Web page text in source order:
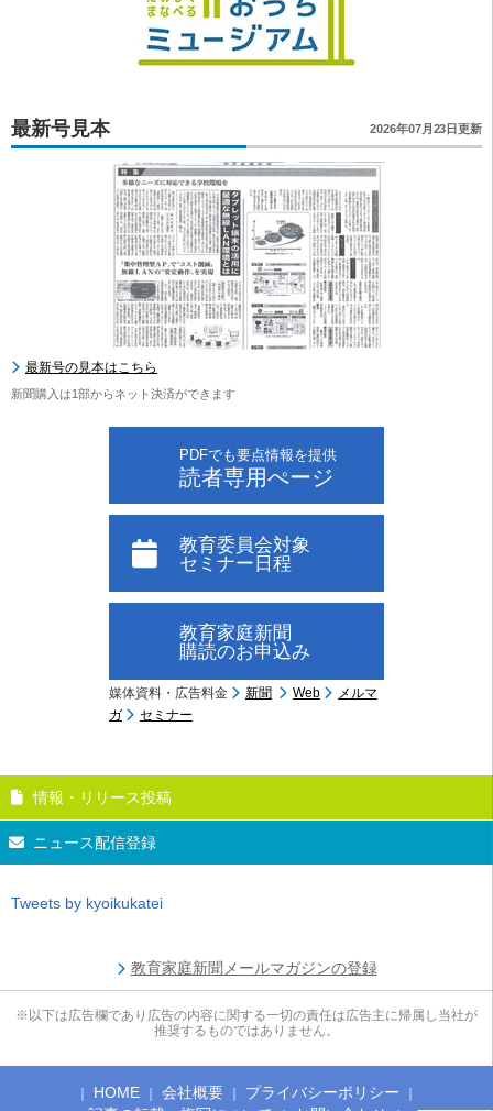
最新号見本 2026年07月23日更新
最新号の見本はこちら
新聞購入は1部からネット決済ができます
PDFでも要点情報を提供
読者専用ぺージ
教育委員会対象
セミナー日程
教育家庭新聞
購読のお申込み
媒体資料・広告料金 新聞 Web
メルマ
ガ
セミナー
情報・リリース投稿
ニュース配信登録
Tweets by kyoikukatei
教育家庭新聞メールマガジンの登録
※以下は広告欄であり広告の内容に関する一切の責任は広告主に帰属し当社が
推奨するものではありません。
HOME 会社概要
プライバシーポリシー